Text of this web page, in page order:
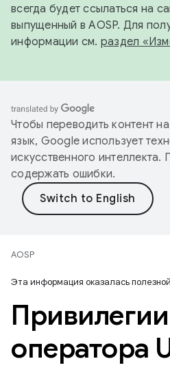
всегда будет ссылаться на
выпущенный в AOSP. Для
информации см. раздел
Чтобы переводить контент
язык, Google использует
искусственного
содержать ошибки.
AOSP
Эта информация оказалась
Привилегии
оператора